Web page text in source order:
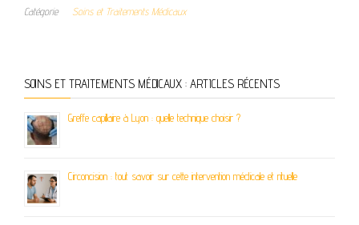
Catégorie Soins et Traitements Médicaux
SOINS ET TRAITEMENTS MÉDICAUX : ARTICLES RÉCENTS
Greffe capillaire à Lyon : quelle technique choisir ?
Circoncision : tout savoir sur cette intervention médicale et rituelle